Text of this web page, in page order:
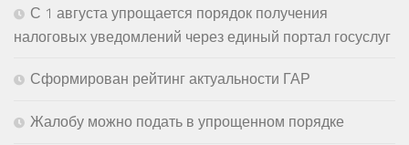
С 1 августа упрощается порядок получения
налоговых уведомлений через единый портал госуслуг
Сформирован рейтинг актуальности ГАР
Жалобу можно подать в упрощенном порядке